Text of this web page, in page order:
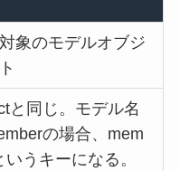
象のモデルオブジ
と同じ。モデル名
の場合、mem
いうキーになる。